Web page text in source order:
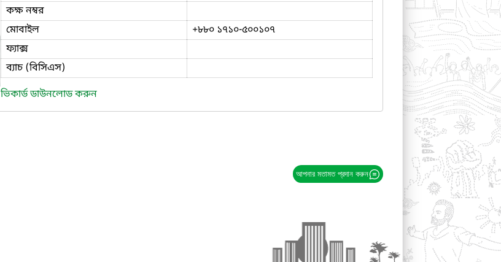
কক্ষ নম্বর
মোবাইল
+৮৮০ ১৭১০-৫০০১০৭
ফ্যাক্স
ব্যাচ (বিসিএস)
ভিকার্ড ডাউনলোড করুন
আপনার মতামত প্রদান করুন